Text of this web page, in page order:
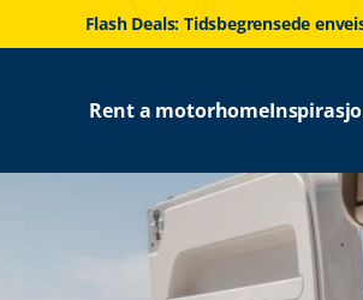
Flash Deals: Tidsbegrensede
Rent a motorhome